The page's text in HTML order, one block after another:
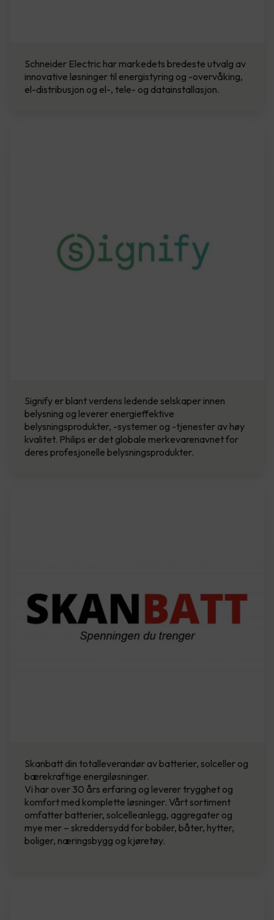
Schneider Electric har markedets bredeste utvalg av
innovative løsninger til energistyring og -overvåking,
el-distribusjon og el-, tele- og datainstallasjon.
Signify er blant verdens ledende selskaper innen
belysning og leverer energieffektive
belysningsprodukter, -systemer og -tjenester av høy
kvalitet. Philips er det globale merkevarenavnet for
deres profesjonelle belysningsprodukter.
Skanbatt din totalleverandør av batterier, solceller og
bærekraftige energiløsninger.
Vi har over 30 års erfaring og leverer trygghet og
komfort med komplette løsninger. Vårt sortiment
omfatter batterier, solcelleanlegg, aggregater og
mye mer – skreddersydd for bobiler, båter, hytter,
boliger, næringsbygg og kjøretøy.